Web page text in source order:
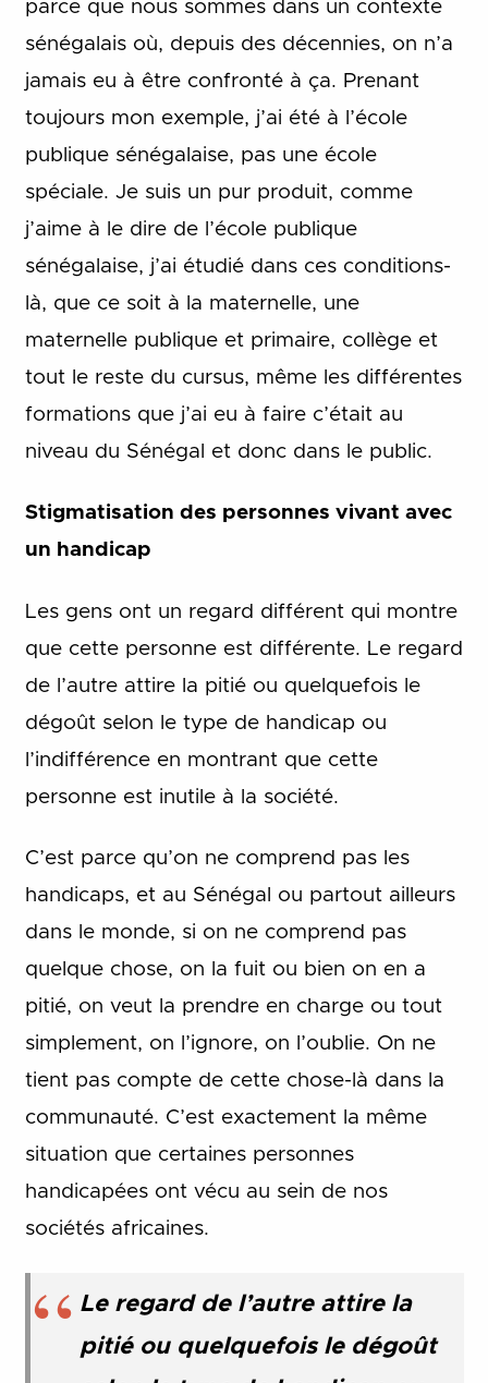
parce que nous sommes dans un contexte
sénégalais où, depuis des décennies, on n’a
jamais eu à être confronté à ça. Prenant
toujours mon exemple, j’ai été à l’école
publique sénégalaise, pas une école
spéciale. Je suis un pur produit, comme
j’aime à le dire de l’école publique
sénégalaise, j’ai étudié dans ces conditions-
là, que ce soit à la maternelle, une
maternelle publique et primaire, collège et
tout le reste du cursus, même les différentes
formations que j’ai eu à faire c’était au
niveau du Sénégal et donc dans le public.
Stigmatisation des personnes vivant avec
un handicap
Les gens ont un regard différent qui montre
que cette personne est différente. Le regard
de l’autre attire la pitié ou quelquefois le
dégoût selon le type de handicap ou
l’indifférence en montrant que cette
personne est inutile à la société.
C’est parce qu’on ne comprend pas les
handicaps, et au Sénégal ou partout ailleurs
dans le monde, si on ne comprend pas
quelque chose, on la fuit ou bien on en a
pitié, on veut la prendre en charge ou tout
simplement, on l’ignore, on l’oublie. On ne
tient pas compte de cette chose-là dans la
communauté. C’est exactement la même
situation que certaines personnes
handicapées ont vécu au sein de nos
sociétés africaines.
Le regard de l’autre attire la
pitié ou quelquefois le dégoût